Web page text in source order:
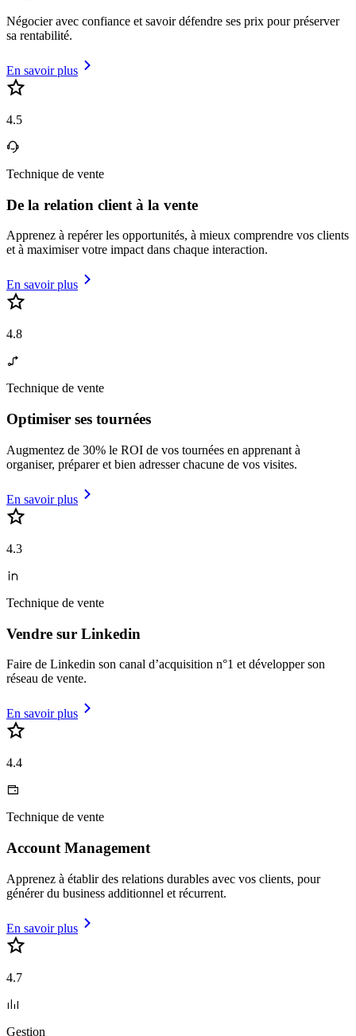
Négocier avec confiance et savoir défendre ses prix pour préserver
sa rentabilité.
En savoir plus
4.5
Technique de vente
De la relation client à la vente
Apprenez à repérer les opportunités, à mieux comprendre vos clients
et à maximiser votre impact dans chaque interaction.
En savoir plus
4.8
Technique de vente
Optimiser ses tournées
Augmentez de 30% le ROI de vos tournées en apprenant à
organiser, préparer et bien adresser chacune de vos visites.
En savoir plus
4.3
Technique de vente
Vendre sur Linkedin
Faire de Linkedin son canal d’acquisition n°1 et développer son
réseau de vente.
En savoir plus
4.4
Technique de vente
Account Management
Apprenez à établir des relations durables avec vos clients, pour
générer du business additionnel et récurrent.
En savoir plus
4.7
Gestion